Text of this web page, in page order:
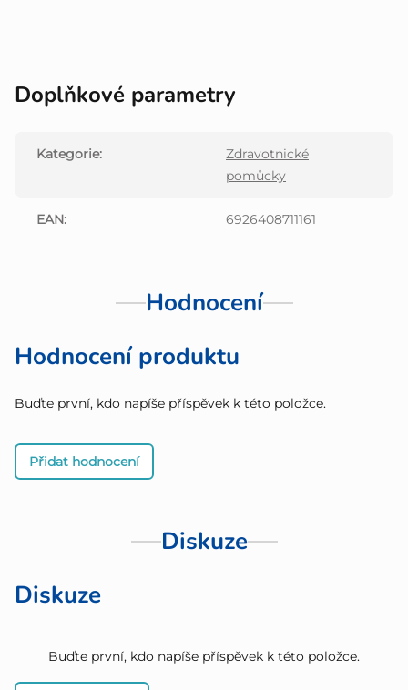
Doplňkové parametry
Kategorie:
Zdravotnické
pomůcky
EAN: 6926408711161
Hodnocení
Hodnocení produktu
Buďte první, kdo napíše příspěvek k této položce.
Přidat hodnocení
Diskuze
Diskuze
Buďte první, kdo napíše příspěvek k této položce.